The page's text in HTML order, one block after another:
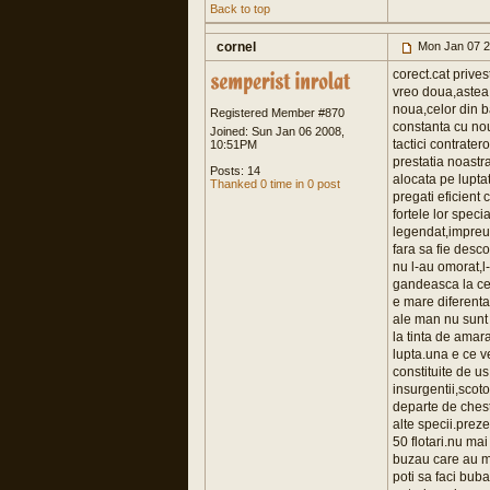
Back to top
cornel Mon Jan 07
Registered Member #870
Joined: Sun Jan 06 2008,
10:51PM
Posts: 14
Thanked 0 time in 0 post
corect.cat
vreo
noua,celor din
constanta cu
tactici
prestatia
alocata pe
pregati eficient
fortele lor
fara sa fie
nu l-au
gandeasca la
e mare
ale man nu
la tinta de
lupta.una e ce
constituite de
departe de
alte
50 flotari.nu
buzau care au
poti sa faci